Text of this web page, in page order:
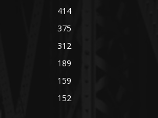
414
375
312
189
159
152